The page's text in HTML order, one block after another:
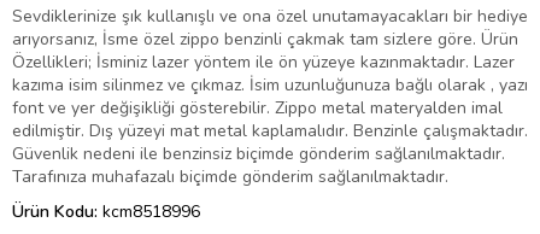
Sevdiklerinize şık kullanışlı ve ona özel unutamayacakları bir hediye
arıyorsanız, İsme özel zippo benzinli çakmak tam sizlere göre. Ürün
Özellikleri; İsminiz lazer yöntem ile ön yüzeye kazınmaktadır. Lazer
kazıma isim silinmez ve çıkmaz. İsim uzunluğunuza bağlı olarak , yazı
font ve yer değişikliği gösterebilir. Zippo metal materyalden imal
edilmiştir. Dış yüzeyi mat metal kaplamalıdır. Benzinle çalışmaktadır.
Güvenlik nedeni ile benzinsiz biçimde gönderim sağlanılmaktadır.
Tarafınıza muhafazalı biçimde gönderim sağlanılmaktadır.
Ürün Kodu: kcm8518996